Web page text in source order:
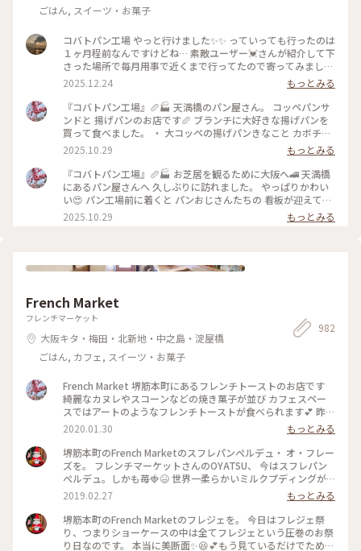
ごはん, スイーツ・お菓子
コバトパン工場 やっと行けました✨✨ っていっても行ったのは
１ヶ月程前なんですけどね… 素敵ユーザー💓さんが紹介して下
さった場所で毎月用事で近くまで行ってたので寄ってみました
☺️ 食べたのは揚げたてきなこパンとプルコギサンド🌭 コッペ
パンはふわっふわであっという間に食べ終わった💦 毎月寄っ
ちゃおうかな？🤣
2025.12.24
もっとみる
『コバトパン工場』🥖🏭 天満橋のパン屋さん。 コッペパンサ
ンドと 揚げパンのお店です🥖 ブランチに大好きな揚げパンを
買って食べました。 ・ 大コッペの揚げパンきなこと カボチャ
のモンブランサンド🎃 モジャモジャ顔とオレオのお口が おと
ぼけです😜 外の小窓からコーヒーと 揚げたてのパンをもらっ
て すぐにお店の前の小さなテーブルで いただきました😋 アツ
アツのふわふわの揚げパンが 最高です💕 ・ ・ #ことりっぷと
一緒 #ことりっぷ #秋の装い #コバトパン工場 #コバトパン #コ
ッペパン #コバトパンサンド #揚げパン #パン #大阪のパン屋
さん #パン屋さん #パン屋 #ベーカリー #ベーカリーカフェ #天
2025.10.29
もっとみる
『コバトパン工場』🥖🏭 お芝居を観るために大阪へ🚄 天満橋
にあるパン屋さんへ 久しぶりに訪れました。 やっぱりかわい
い😍 パン工場前に着くと パンおじさんたちの 看板が迎えてく
れます💕 物語の世界に入り込んだような かわいらしいパン屋
さん🥖 小さな店舗にはたくさんの コッペパンが並びます。 パ
一緒 #ことりっぷ #秋の装い #コバトパン工場 #コバトパン #コ
フェ #旅のごはん #天満橋 #大阪 #ことりっぷ大阪 #ひとり旅
2025.10.29 もっとみる
French Market
フレンチマーケット
大阪キタ・梅田・北新地・中之島・淀屋橋
ごはん, カフェ, スイーツ・お菓子
982
French Market 堺筋本町にあるフレンチトーストのお店です
綺麗なカヌレやスコーンなどの焼き菓子が並び カフェスペー
スではアートのようなフレンチトーストが食べられます💕 昨
年訪れたので紹介します #美味しい大阪 #フレンチマーケット
#カフェ #フレンチトースト #カヌレ #大阪スイーツ #大阪カフ
ェ #大阪 #ことりっぷ大阪
2020.01.30
もっとみる
堺筋本町のFrench Marketのスフレパンぺルデュ・ オ・フレー
ズを。 フレンチマーケットさんのOYATSU、 今はスフレパン
ぺルデュ。しかも苺🍓😆 世界一柔らかいミルクプディングが
添えられてて、厚熱々でやけどしそうな美味しさのフレンチト
ースト‼️色々すごくて説明しきれません。 プレートの上はもう
美しすぎる絵のようです。。。ため息でちゃう もう、有史史上
最強のフレンチトーストといいたい✊ これに勝てるやつ、おる
やろか？そして、こんな美味しい食べ物あっていいのかー かー
2019.02.27
もっとみる
堺筋本町のFrench Marketのフレジェを。 今日はフレジェ祭
り、つまりショーケースの中は全てフレジェという圧巻のお祭
り日なのです。 本当に美断面✨😆💕もう見ているだけでため息